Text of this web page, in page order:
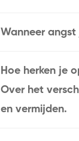
Wanneer
Hoe herken je
Over het
en vermijden.